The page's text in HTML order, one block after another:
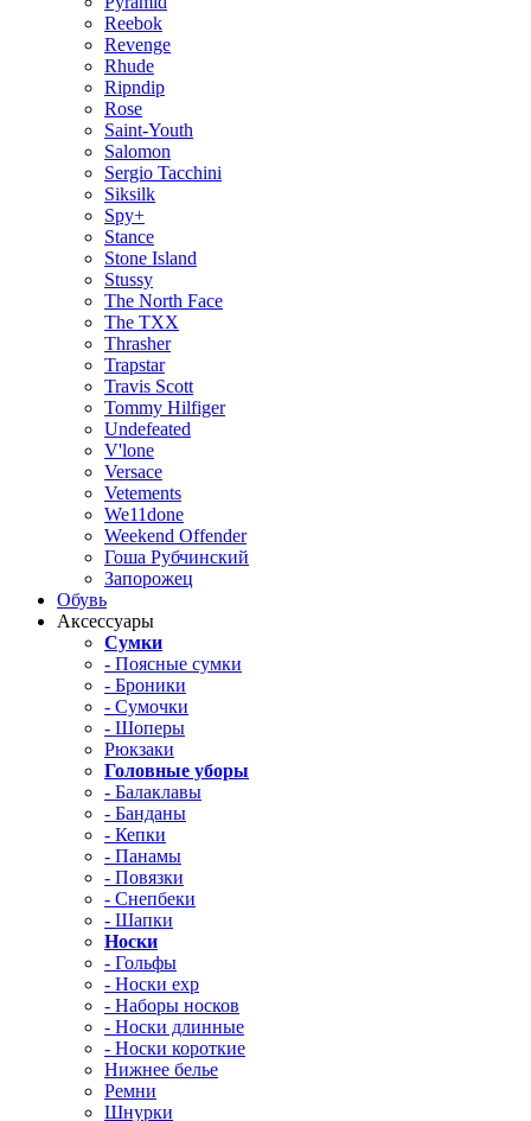
Reebok
Revenge
Rhude
Ripndip
Rose
Saint-Youth
Salomon
Sergio Tacchini
Siksilk
Spy+
Stance
Stone Island
Stussy
The North Face
The TXX
Thrasher
Trapstar
Travis Scott
Tommy Hilfiger
Undefeated
V'lone
Versace
Vetements
We11done
Weekend Offender
Гоша Рубчинский
Запорожец
Обувь
Аксессуары
Сумки
- Поясные сумки
- Броники
- Сумочки
- Шоперы
Рюкзаки
Головные уборы
- Балаклавы
- Банданы
- Кепки
- Панамы
- Повязки
- Снепбеки
- Шапки
Носки
- Гольфы
- Носки exp
- Наборы носков
- Носки длинные
- Носки короткие
Нижнее белье
Ремни
Шнурки